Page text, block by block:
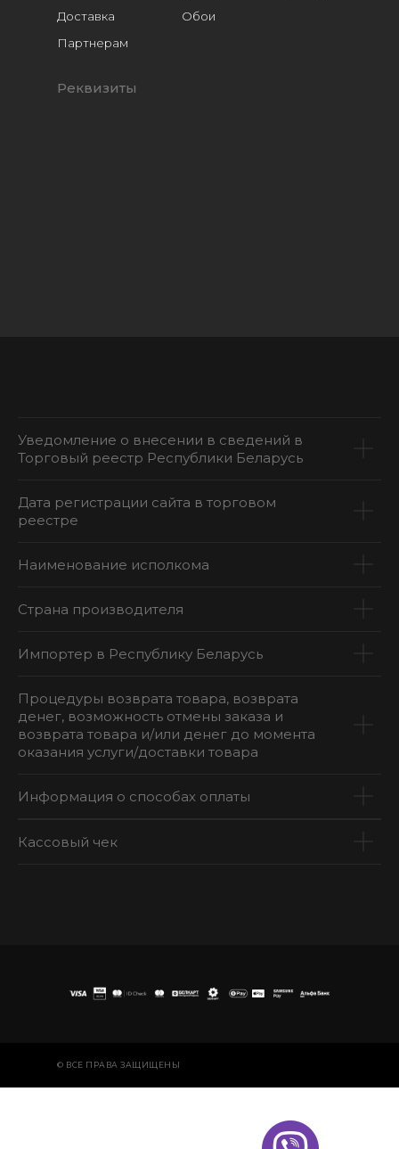
Обои
Расходники
Доставка
Реквизиты
Партнерам
Уведомление о внесении в сведений в
Торговый реестр Республики Беларусь
Дата регистрации сайта в торговом
реестре
Наименование исполкома
Страна производителя
Импортер в Республику Беларусь
Процедуры возврата товара, возврата
денег, возможность отмены заказа и
возврата товара и/или денег до момента
оказания услуги/доставки товара
Информация о способах оплаты
Кассовый чек
© ВСЕ ПРАВА ЗАЩИЩЕНЫ